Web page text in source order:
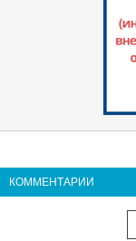
КОММЕНТАРИИ